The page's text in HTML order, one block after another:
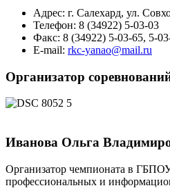
Адрес: г. Салехард, ул.
Телефон: 8 (34922) 5-03-03
Факс: 8 (34922) 5-03-65, 5-
E-mail: rkc-yanao@mail.ru
Организатор
Иванова Ольга
Организатор чемпионата в
профессиональных и